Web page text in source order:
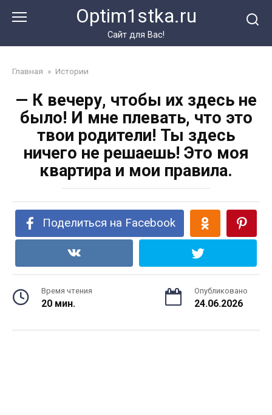
Optim1stka.ru
Сайт для Вас!
Главная » Истории
— К вечеру, чтобы их здесь не
было! И мне плевать, что это
твои родители! Ты здесь
ничего не решаешь! Это моя
квартира и мои правила.
Поделиться на Facebook
Время чтения
20 мин.
Опубликовано
24.06.2026